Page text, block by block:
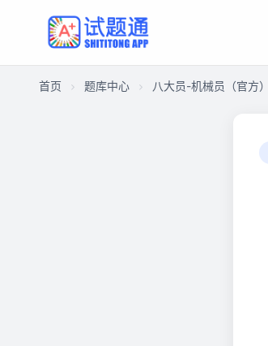
首页 题库中心 八大员-机械员（官方）